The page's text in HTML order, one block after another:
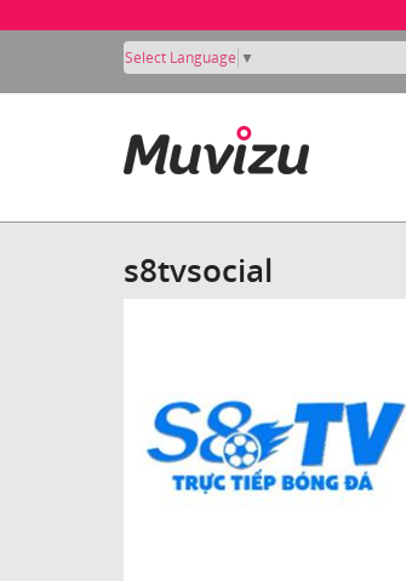
Select Language ▼
s8tvsocial